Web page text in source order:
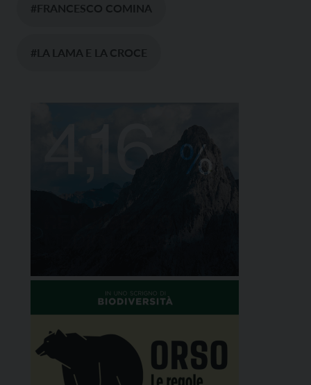
#FRANCESCO COMINA
#LA LAMA E LA CROCE